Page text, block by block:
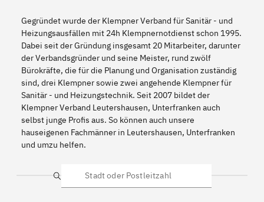
Gegründet wurde der Klempner Verband für Sanitär - und
Heizungsausfällen mit 24h Klempnernotdienst schon 1995.
Dabei seit der Gründung insgesamt 20 Mitarbeiter, darunter
der Verbandsgründer und seine Meister, rund zwölf
Bürokräfte, die für die Planung und Organisation zuständig
sind, drei Klempner sowie zwei angehende Klempner für
Sanitär - und Heizungstechnik. Seit 2007 bildet der
Klempner Verband Leutershausen, Unterfranken auch
selbst junge Profis aus. So können auch unsere
hauseigenen Fachmänner in Leutershausen, Unterfranken
und umzu helfen.
Suche